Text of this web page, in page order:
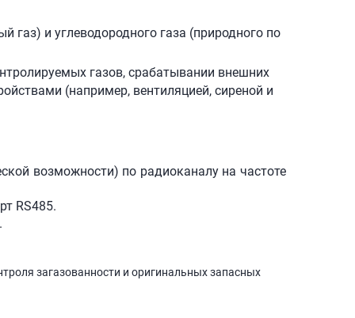
газ) и углеводородного газа (природного по
газов, срабатывании внешних
(например, вентиляцией, сиреной и
возможности) по радиоканалу на частоте
RS485.
загазованности и оригинальных запасных